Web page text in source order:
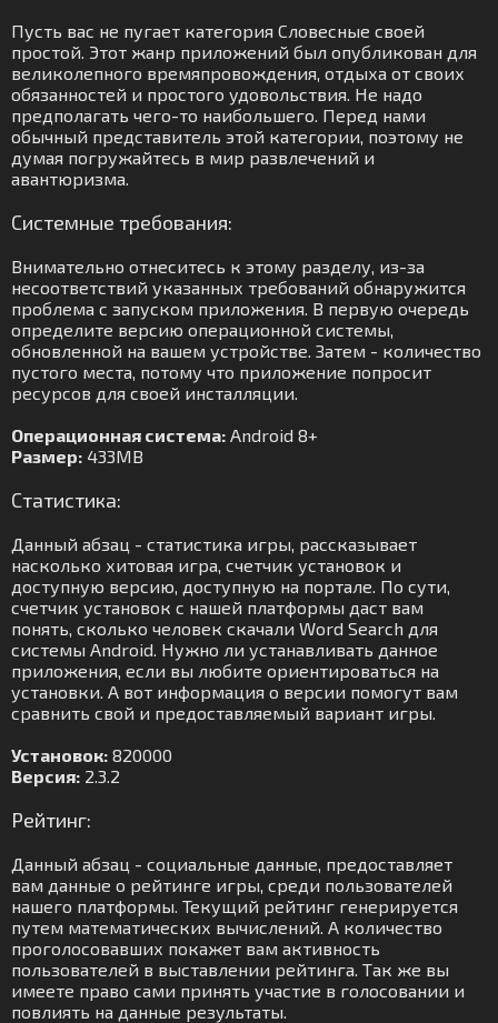
Пусть вас не пугает категория Словесные своей
простой. Этот жанр приложений был опубликован для
великолепного времяпровождения, отдыха от своих
обязанностей и простого удовольствия. Не надо
предполагать чего-то наибольшего. Перед нами
обычный представитель этой категории, поэтому не
думая погружайтесь в мир развлечений и
авантюризма.
Системные требования:
Внимательно отнеситесь к этому разделу, из-за
несоответствий указанных требований обнаружится
проблема с запуском приложения. В первую очередь
определите версию операционной системы,
обновленной на вашем устройстве. Затем - количество
пустого места, потому что приложение попросит
ресурсов для своей инсталляции.
Операционная система: Android 8+
Размер: 433MB
Статистика:
Данный абзац - статистика игры, рассказывает
насколько хитовая игра, счетчик установок и
доступную версию, доступную на портале. По сути,
счетчик установок с нашей платформы даст вам
понять, сколько человек скачали Word Search для
системы Android. Нужно ли устанавливать данное
приложения, если вы любите ориентироваться на
установки. А вот информация о версии помогут вам
сравнить свой и предоставляемый вариант игры.
Установок: 820000
Версия: 2.3.2
Рейтинг:
Данный абзац - социальные данные, предоставляет
вам данные о рейтинге игры, среди пользователей
нашего платформы. Текущий рейтинг генерируется
путем математических вычислений. А количество
проголосовавших покажет вам активность
пользователей в выставлении рейтинга. Так же вы
имеете право сами принять участие в голосовании и
повлиять на данные результаты.